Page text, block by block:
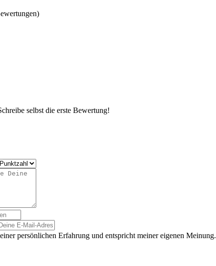
selbst die erste Bewertung!
persönlichen Erfahrung und entspricht meiner eigenen Meinung.